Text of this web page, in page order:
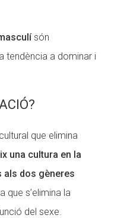
són
tendència a dominar i
que elimina
una cultura en la
als dos gèneres
que s’elimina la
del sexe.